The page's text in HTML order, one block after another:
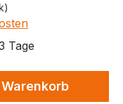
Tage